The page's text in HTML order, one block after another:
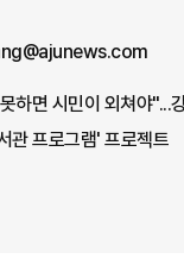
하면 시민이 외쳐야"...
관 프로그램' 프로젝트